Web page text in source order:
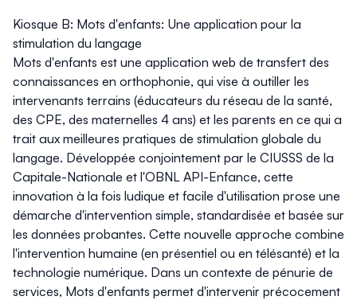
Kiosque B: Mots d'enfants: Une application pour la
stimulation du langage
Mots d'enfants est une application web de transfert des
connaissances en orthophonie, qui vise à outiller les
intervenants terrains (éducateurs du réseau de la santé,
des CPE, des maternelles 4 ans) et les parents en ce qui a
trait aux meilleures pratiques de stimulation globale du
langage. Développée conjointement par le CIUSSS de la
Capitale-Nationale et l'OBNL API-Enfance, cette
innovation à la fois ludique et facile d'utilisation prose une
démarche d'intervention simple, standardisée et basée sur
les données probantes. Cette nouvelle approche combine
l'intervention humaine (en présentiel ou en télésanté) et la
technologie numérique. Dans un contexte de pénurie de
services, Mots d'enfants permet d'intervenir précocement